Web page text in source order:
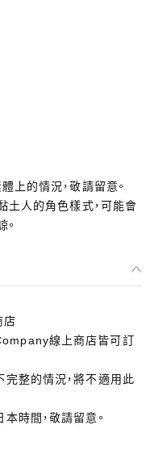
的情況，敬請留意。
土人的角色樣式，可能會
店
線上商店皆可訂
整的情況，將不適用此
時間，敬請留意。